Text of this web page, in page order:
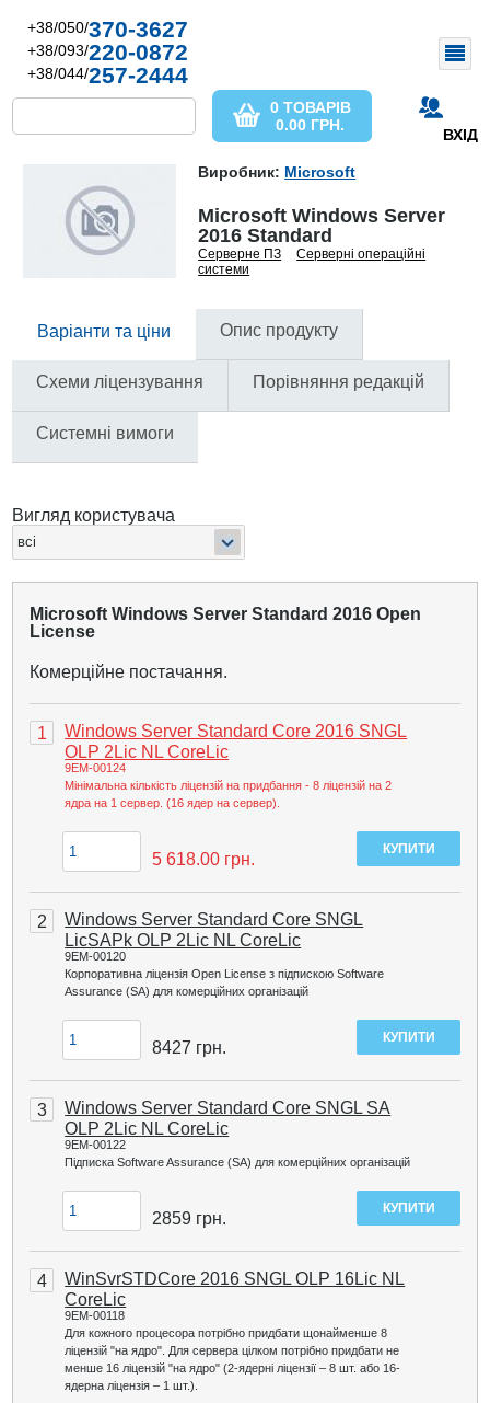
+38/050/370-3627
+38/093/220-0872
+38/044/257-2444
ВХІД
0 ТОВАРІВ
0.00 ГРН.
Виробник: Microsoft
Microsoft Windows Server
2016 Standard
Серверне ПЗ
Серверні операційні
системи
Варіанти та ціни Опис продукту
Схеми ліцензування Порівняння редакцій
Системні вимоги
Вигляд користувача
Microsoft Windows Server Standard 2016 Open
License
Комерційне постачання.
1
Windows Server Standard Core 2016 SNGL
OLP 2Lic NL CoreLic
9EM-00124
Мінімальна кількість ліцензій на придбання - 8 ліцензій на 2
ядра на 1 сервер. (16 ядер на сервер).
5 618.00 грн.
2
Windows Server Standard Core SNGL
LicSAPk OLP 2Lic NL CoreLic
9EM-00120
Корпоративна ліцензія Open License з підпискою Software
Assurance (SA) для комерційних організацій
8427 грн.
3
Windows Server Standard Core SNGL SA
OLP 2Lic NL CoreLic
9EM-00122
Підписка Software Assurance (SA) для комерційних організацій
2859 грн.
4
WinSvrSTDCore 2016 SNGL OLP 16Lic NL
CoreLic
9EM-00118
Для кожного процесора потрібно придбати щонайменше 8
ліцензій "на ядро". Для сервера цілком потрібно придбати не
менше 16 ліцензій "на ядро" (2-ядерні ліцензії – 8 шт. або 16-
ядерна ліцензія – 1 шт.).